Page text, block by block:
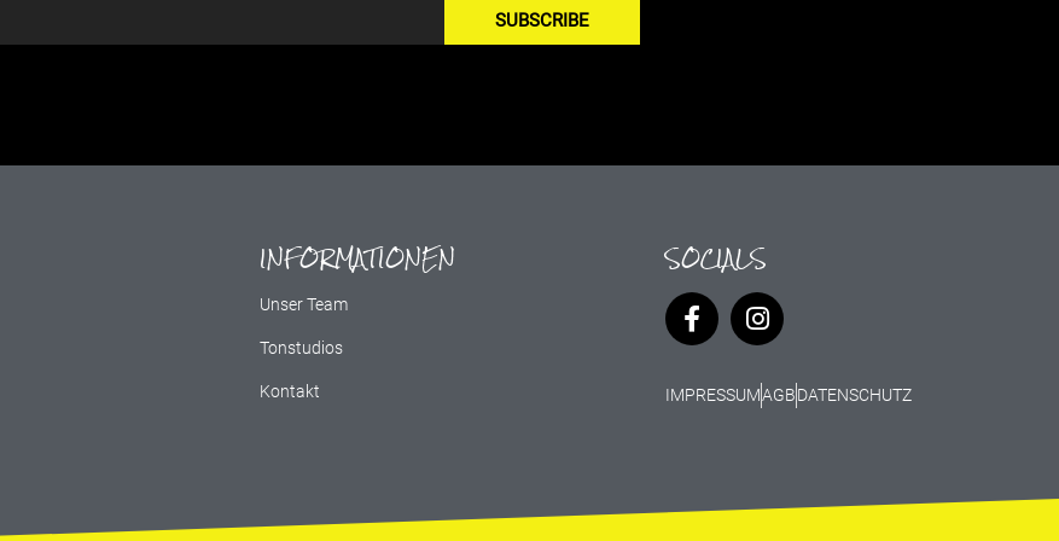
SUBSCRIBE
INFORMATIONEN
Unser Team
Tonstudios
Kontakt
SOCIALS
IMPRESSUMAGBDATENSCHUTZ